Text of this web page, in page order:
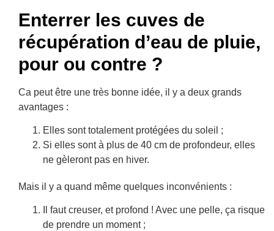
Enterrer les cuves de
récupération d’eau de pluie,
pour ou contre ?
Ca peut être une très bonne idée, il y a deux grands
avantages :
Elles sont totalement protégées du soleil ;
Si elles sont à plus de 40 cm de profondeur, elles
ne gèleront pas en hiver.
Mais il y a quand même quelques inconvénients :
Il faut creuser, et profond ! Avec une pelle, ça risque
de prendre un moment ;